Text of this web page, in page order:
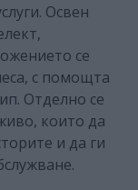
Освен
се
с помощта
Отделно се
които да
и да ги